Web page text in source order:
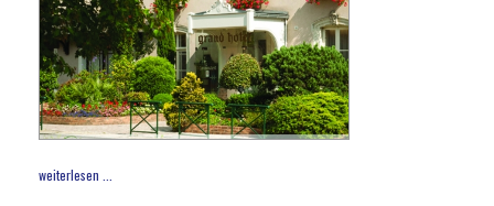
weiterlesen ...